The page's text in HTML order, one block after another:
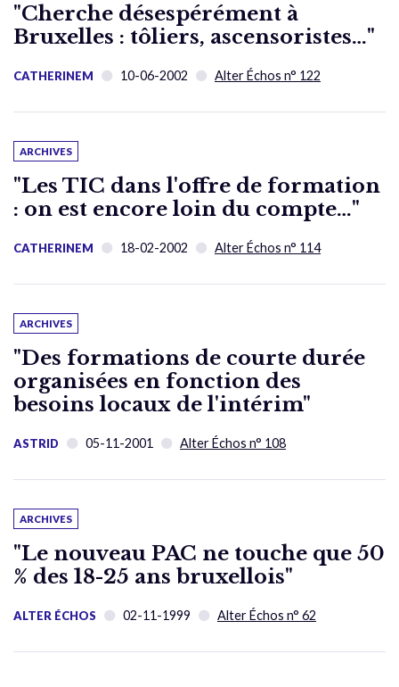
"Cherche désespérément à
Bruxelles : tôliers, ascensoristes…"
CATHERINEM 10-06-2002 Alter Échos n° 122
ARCHIVES
"Les TIC dans l'offre de formation
: on est encore loin du compte…"
CATHERINEM 18-02-2002 Alter Échos n° 114
ARCHIVES
"Des formations de courte durée
organisées en fonction des
besoins locaux de l'intérim"
ASTRID 05-11-2001 Alter Échos n° 108
ARCHIVES
"Le nouveau PAC ne touche que 50
% des 18-25 ans bruxellois"
ALTER ÉCHOS 02-11-1999 Alter Échos n° 62